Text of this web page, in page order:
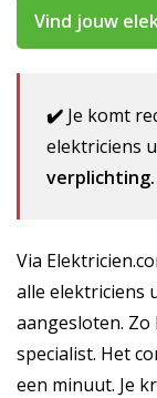
Vind jouw
✔️ Je komt
elektriciens
verplichting.
Via
alle elektriciens
aangesloten. Zo
specialist. Het
een minuut. Je